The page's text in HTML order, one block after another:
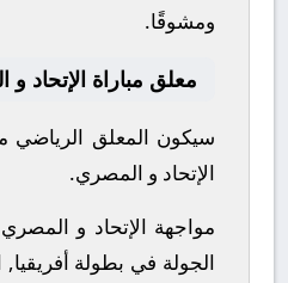
ومشوقًا.
معلق مباراة الإتحاد
سيكون المعلق الرياضي
الإتحاد و المصري.
مواجهة الإتحاد و
الجولة في بطولة أفريقيا,